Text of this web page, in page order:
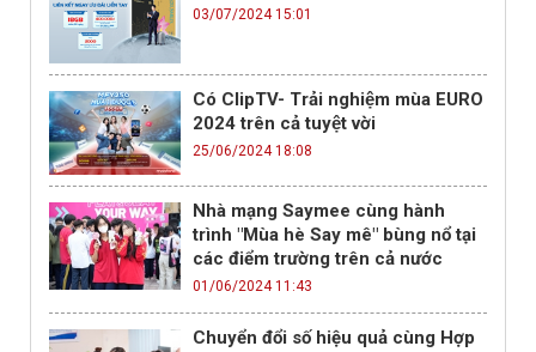
03/07/2024 15:01
Có ClipTV- Trải nghiệm mùa EURO
2024 trên cả tuyệt vời
25/06/2024 18:08
Nhà mạng Saymee cùng hành
trình "Mùa hè Say mê" bùng nổ tại
các điểm trường trên cả nước
01/06/2024 11:43
Chuyển đổi số hiệu quả cùng Hợp